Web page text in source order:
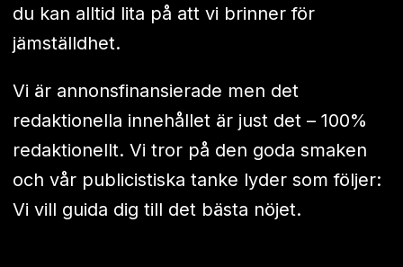
du kan alltid lita på att vi brinner för
jämställdhet.
Vi är annonsfinansierade men det
redaktionella innehållet är just det – 100%
redaktionellt. Vi tror på den goda smaken
och vår publicistiska tanke lyder som följer:
Vi vill guida dig till det bästa nöjet.